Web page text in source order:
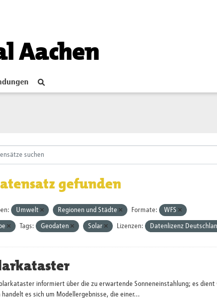
Aachen
gefunden
Umwelt Regionen und Städte Formate: WFS
Tags: Geodaten Solar Lizenzen: Datenlizenz
informiert über die zu erwartende Sonneneinstahlung; es
handelt es sich um Modellergebnisse, die einer...